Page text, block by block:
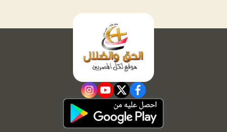
facebook
twitter
youtube
instagram